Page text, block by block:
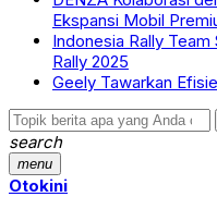
Ekspansi Mobil
Indonesia Rally
Rally 2025
Geely Tawarkan
search
menu
Otokini